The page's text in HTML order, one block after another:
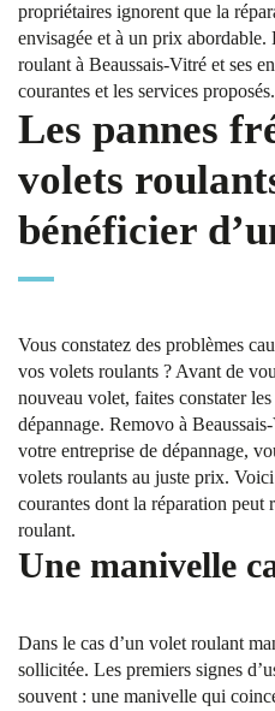
propriétaires ignorent que la
envisagée et à un prix
roulant à Beaussais-Vitré et ses
courantes et les services proposés.
Les pannes
volets
bénéficier
Vous constatez des problèmes
vos volets roulants ? Avant de
nouveau volet, faites constater
dépannage. Removo à
votre entreprise de dépannage,
volets roulants au juste prix.
courantes dont la réparation peut
roulant.
Une manivelle
Dans le cas d’un volet roulant
sollicitée. Les premiers signes
souvent : une manivelle qui